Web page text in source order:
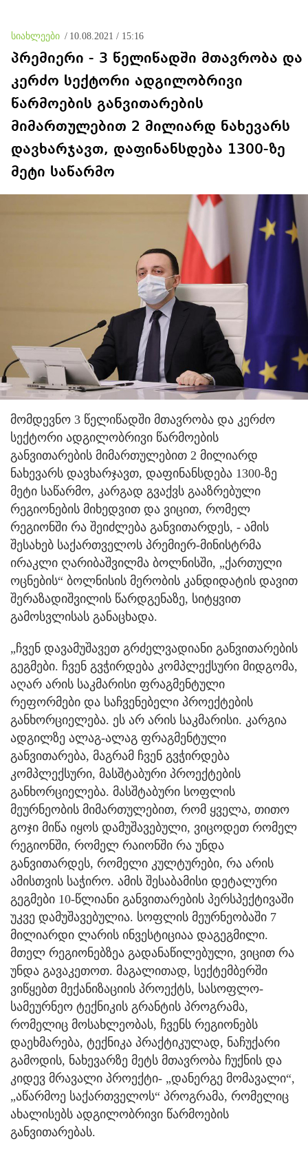
წყნარად მდგარი პოლიცია
სიახლეები / 10.08.2021 / 15:16
პრემიერი - 3 წელიწადში მთავრობა და
კერძო სექტორი ადგილობრივი
წარმოების განვითარების
მიმართულებით 2 მილიარდ ნახევარს
დავხარჯავთ, დაფინანსდება 1300-ზე
მეტი საწარმო
მომდევნო 3 წელიწადში მთავრობა და კერძო
სექტორი ადგილობრივი წარმოების
განვითარების მიმართულებით 2 მილიარდ
ნახევარს დავხარჯავთ, დაფინანსდება 1300-ზე
მეტი საწარმო, კარგად გვაქვს გააზრებული
რეგიონების მიხედვით და ვიცით, რომელ
რეგიონში რა შეიძლება განვითარდეს, - ამის
შესახებ საქართველოს პრემიერ-მინისტრმა
ირაკლი ღარიბაშვილმა ბოლნისში, „ქართული
ოცნების“ ბოლნისის მერობის კანდიდატის დავით
შერაზადიშვილის წარდგენაზე, სიტყვით
გამოსვლისას განაცხადა.
„ჩვენ დავამუშავეთ გრძელვადიანი განვითარების
გეგმები. ჩვენ გვჭირდება კომპლექსური მიდგომა,
აღარ არის საკმარისი ფრაგმენტული
რეფორმები და საჩვენებელი პროექტების
განხორციელება. ეს არ არის საკმარისი. კარგია
ადგილზე ალაგ-ალაგ ფრაგმენტული
განვითარება, მაგრამ ჩვენ გვჭირდება
კომპლექსური, მასშტაბური პროექტების
განხორციელება. მასშტაბური სოფლის
მეურნეობის მიმართულებით, რომ ყველა, თითო
გოჯი მიწა იყოს დამუშავებული, ვიცოდეთ რომელ
რეგიონში, რომელ რაიონში რა უნდა
განვითარდეს, რომელი კულტურები, რა არის
ამისთვის საჭირო. ამის შესაბამისი დეტალური
გეგმები 10-წლიანი განვითარების პერსპექტივაში
უკვე დამუშავებულია. სოფლის მეურნეობაში 7
მილიარდი ლარის ინვესტიციაა დაგეგმილი.
მთელ რეგიონებზეა გადანაწილებული, ვიცით რა
უნდა გავაკეთოთ. მაგალითად, სექტემბერში
ვიწყებთ მექანიზაციის პროექტს, სასოფლო-
სამეურნეო ტექნიკის გრანტის პროგრამა,
რომელიც მოსახლეობას, ჩვენს რეგიონებს
დაეხმარება, ტექნიკა პრაქტიკულად, ნაჩუქარი
გამოდის, ნახევარზე მეტს მთავრობა ჩუქნის და
კიდევ მრავალი პროექტი- „დანერგე მომავალი“,
„აწარმოე საქართველოს“ პროგრამა, რომელიც
ახალისებს ადგილობრივი წარმოების
განვითარებას.